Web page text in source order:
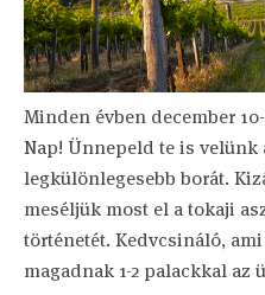
Minden évben december
Nap! Ünnepeld te is velünk
legkülönlegesebb borát.
meséljük most el a tokaji
történetét. Kedvcsináló,
magadnak 1-2 palackkal az